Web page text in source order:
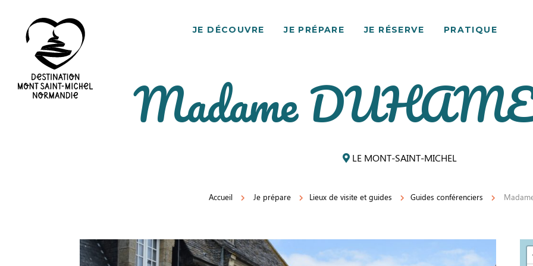
JE DÉCOUVRE JE PRÉPARE JE RÉSERVE PRATIQUE
Madame
LE MONT-SAINT-MICHEL
Accueil Je prépare Lieux de visite et guides Guides conférenciers